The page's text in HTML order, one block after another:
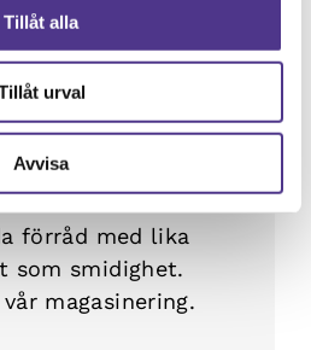
Tillåt alla
urval
Avvisanågot? Vi kan
förråd med lika
som smidighet.
magasinering.